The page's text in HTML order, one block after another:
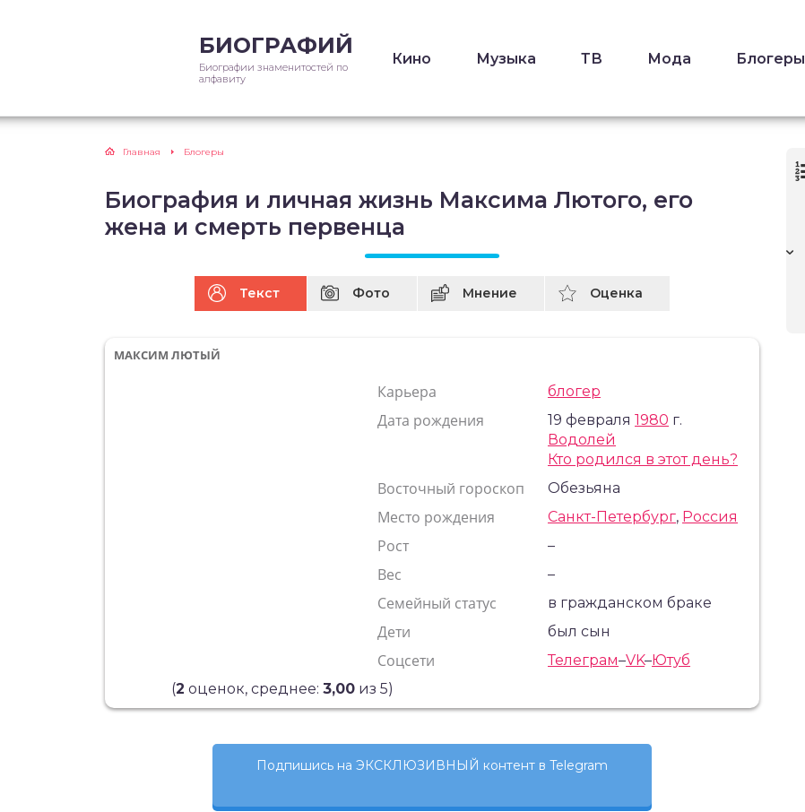
БИОГРАФИЙ
Биографии знаменитостей по
алфавиту
Кино Музыка ТВ Мода Блогеры
Главная Блогеры
Биография и личная жизнь Максима Лютого, его
жена и смерть первенца
Текст Фото Мнение Оценка
МАКСИМ ЛЮТЫЙ
Карьера блогер
Дата рождения 19 февраля1980 г.
Водолей
Кто родился в этот день?
Восточный гороскоп Обезьяна
Место рождения Санкт-Петербург, Россия
Рост –
Вес –
Семейный статус в гражданском браке
Дети был сын
Соцсети Телеграм–VK–Ютуб
(2 оценок, среднее: 3,00 из 5)
Подпишись на ЭКСКЛЮЗИВНЫЙ контент в Telegram